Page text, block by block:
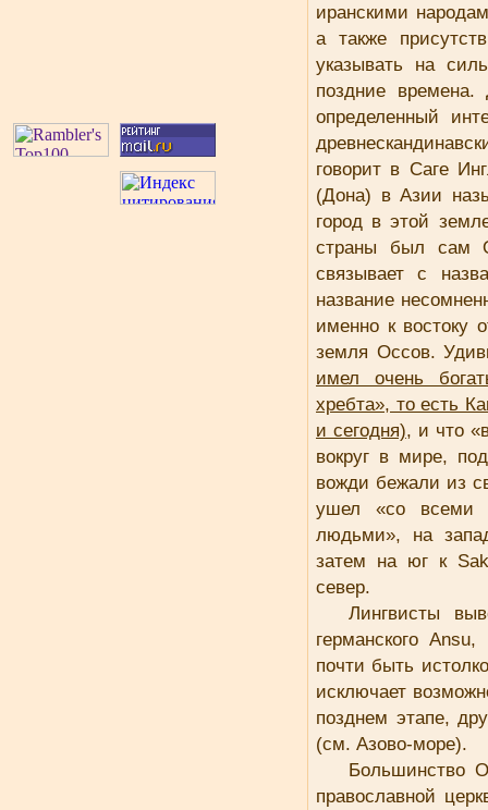
иранскими
а также
указывать на
поздние
определенный
говорит в Саге
(Дона) в Азии
город в этой
страны был сам
связывает с
название
именно к востоку
земля Oссов.
имел очень
хребта», то есть
и сегодня), и что
вокруг в мире,
вожди бежали из
ушел «со всеми
людьми», на
затем на юг к
север.
Лингвисты
германского
почти быть
исключает
позднем этапе,
(см. Азово-море).
Большинство
православной